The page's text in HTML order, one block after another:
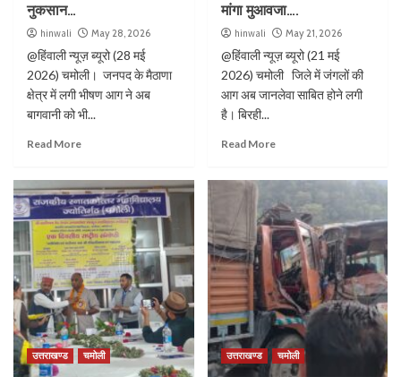
नुकसान…
hinwali May 28, 2026
@हिंवाली न्यूज़ ब्यूरो (28 मई
2026) चमोली। जनपद के मैठाणा
क्षेत्र में लगी भीषण आग ने अब
बागवानी को भी...
Read More
मांगा मुआवजा….
hinwali May 21, 2026
@हिंवाली न्यूज़ ब्यूरो (21 मई
2026) चमोली जिले में जंगलों की
आग अब जानलेवा साबित होने लगी
है। बिरही...
Read More
उत्तराखण्ड चमोली उत्तराखण्ड चमोली